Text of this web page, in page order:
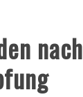
nach